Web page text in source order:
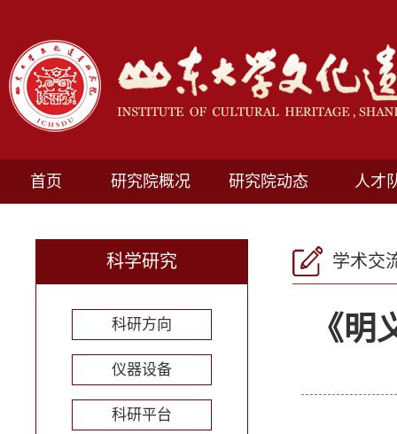
首页 研究院概况 研究院动态 人才
科学研究
科研方向
仪器设备
科研平台
学术交
《